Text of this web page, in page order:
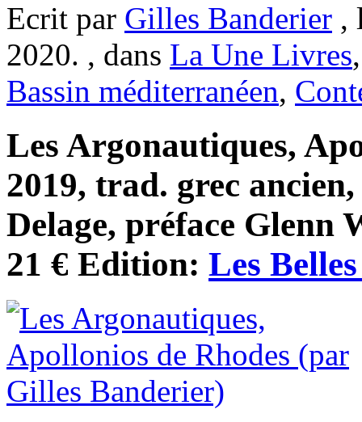
Ecrit par Gilles Banderier ,
2020. , dans La Une Livres
Bassin méditerranéen,
Les Argonautiques,
2019, trad. grec
Delage, préface Glenn
21 € Edition: Les